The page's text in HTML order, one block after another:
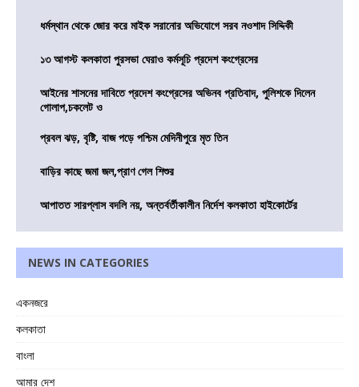
ধর্মস্থান থেকে জোর করে মাইক সরানোর অভিযোগে সরব নওশাদ সিদ্দিকী
১৩ আগস্ট কলকাতা পুরসভা ঘেরাও কর্মসূচি প্রদেশ কংগ্রেসের
আইনের শাসনের দাবিতে প্রদেশ কংগ্রেসের অভিনব প্রতিবাদ, পুলিশকে দিলেন
গোলাপ,চকলেট ও
প্রবল ঝড়, বৃষ্টি, বাজ পড়ে পশ্চিম মেদিনীপুরে মৃত তিন
বাড়ির কাছে জমা জল,প্রাণ গেল শিশুর
আপাতত সারপ্লাস বদলি নয়, অন্তর্বর্তীকালীন নির্দেশ কলকাতা হাইকোর্টের
NEWS IN CATEGORIES
একনজরে
কলকাতা
বাংলা
আমার দেশ